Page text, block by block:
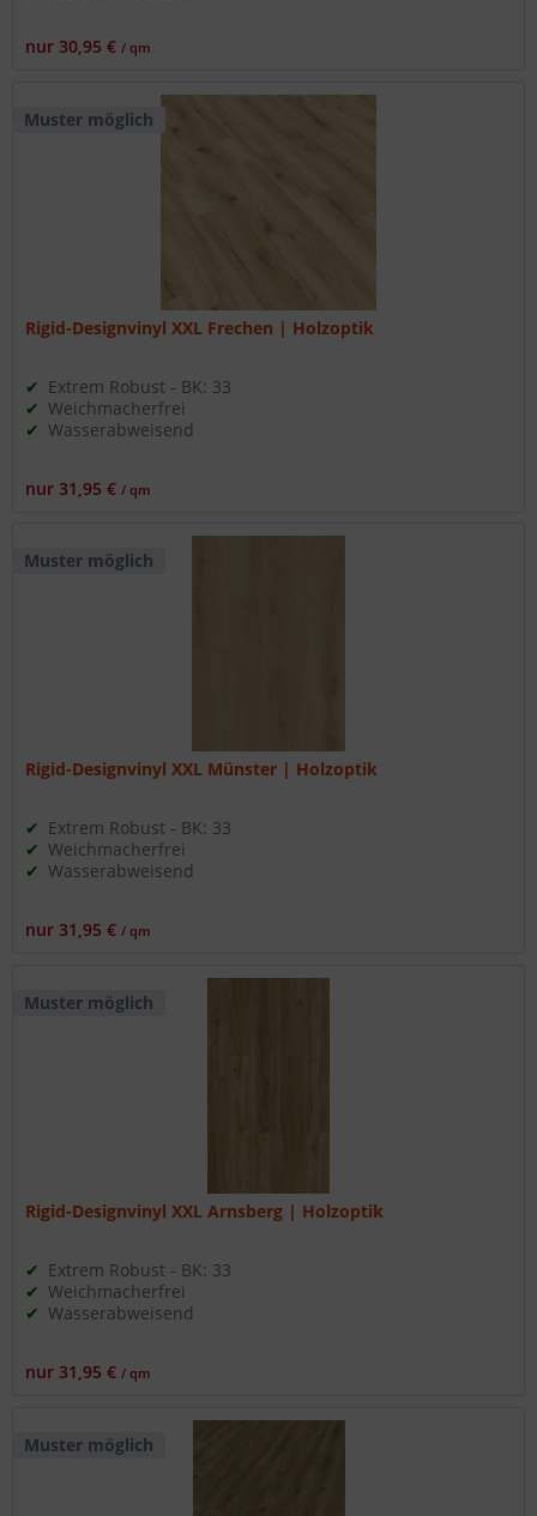
nur 30,95 €/ qm
Muster möglich
Rigid-Designvinyl XXL Frechen | Holzoptik
Extrem Robust - BK: 33
Weichmacherfrei
Wasserabweisend
nur 31,95 €/ qm
Muster möglich
Rigid-Designvinyl XXL Münster | Holzoptik
Extrem Robust - BK: 33
Weichmacherfrei
Wasserabweisend
nur 31,95 €/ qm
Muster möglich
Rigid-Designvinyl XXL Arnsberg | Holzoptik
Extrem Robust - BK: 33
Weichmacherfrei
Wasserabweisend
nur 31,95 €/ qm
Muster möglich